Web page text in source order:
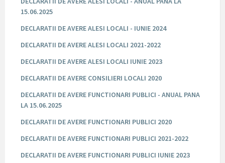
15.06.2025
DECLARATII DE AVERE ALESI LOCALI - IUNIE 2024
DECLARATII DE AVERE ALESI LOCALI 2021-2022
DECLARATII DE AVERE ALESI LOCALI IUNIE 2023
DECLARATII DE AVERE CONSILIERI LOCALI 2020
DECLARATII DE AVERE FUNCTIONARI PUBLICI - ANUAL PANA
LA 15.06.2025
DECLARATII DE AVERE FUNCTIONARI PUBLICI 2020
DECLARATII DE AVERE FUNCTIONARI PUBLICI 2021-2022
DECLARATII DE AVERE FUNCTIONARI PUBLICI IUNIE 2023